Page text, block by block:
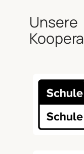
Unsere